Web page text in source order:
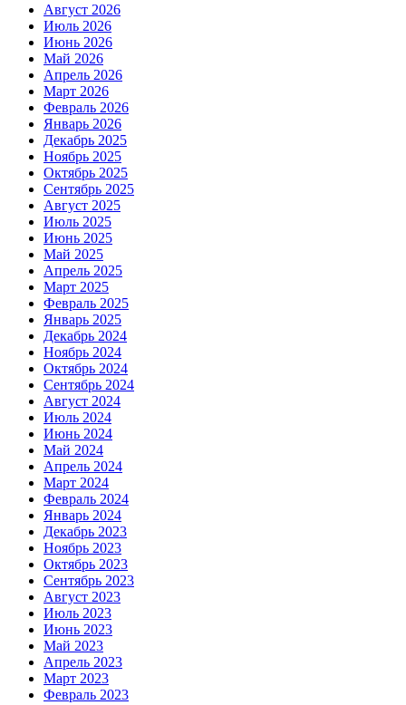
Август 2026
Июль 2026
Июнь 2026
Май 2026
Апрель 2026
Март 2026
Февраль 2026
Январь 2026
Декабрь 2025
Ноябрь 2025
Октябрь 2025
Сентябрь 2025
Август 2025
Июль 2025
Июнь 2025
Май 2025
Апрель 2025
Март 2025
Февраль 2025
Январь 2025
Декабрь 2024
Ноябрь 2024
Октябрь 2024
Сентябрь 2024
Август 2024
Июль 2024
Июнь 2024
Май 2024
Апрель 2024
Март 2024
Февраль 2024
Январь 2024
Декабрь 2023
Ноябрь 2023
Октябрь 2023
Сентябрь 2023
Август 2023
Июль 2023
Июнь 2023
Май 2023
Апрель 2023
Март 2023
Февраль 2023